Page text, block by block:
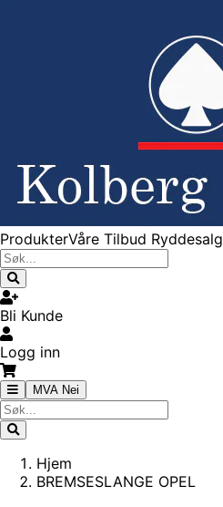
ProdukterVåre Tilbud Ryddesalg
Bli Kunde
Logg inn
MVA Nei
Hjem
BREMSESLANGE OPEL